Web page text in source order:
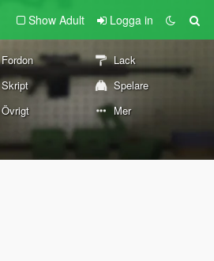
Show Adult Logga in
Fordon
Lack
Skript
Spelare
Övrigt Mer